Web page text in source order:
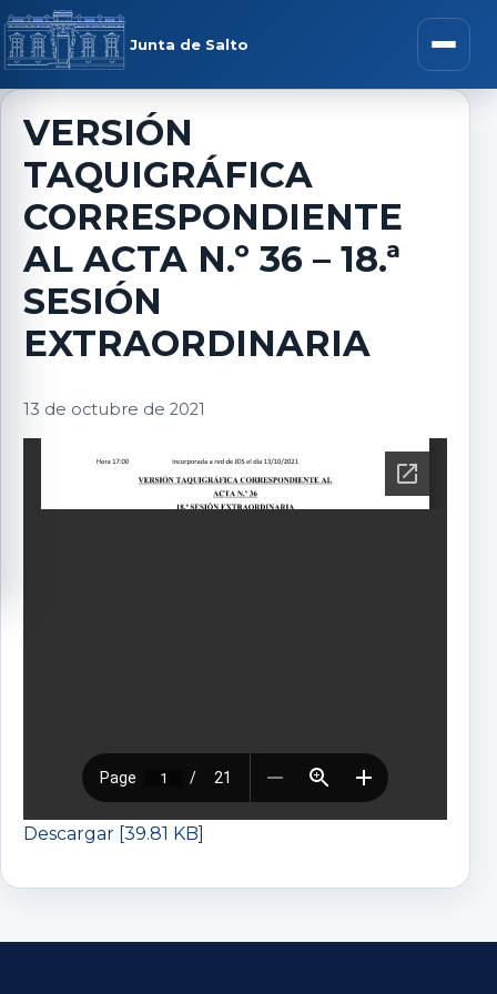
Saltar al contenido
Junta de Salto Abrir
menú
VERSIÓN
TAQUIGRÁFICA
CORRESPONDIENTE
AL ACTA N.º 36 – 18.ª
SESIÓN
EXTRAORDINARIA
13 de octubre de 2021
Descargar [39.81 KB]